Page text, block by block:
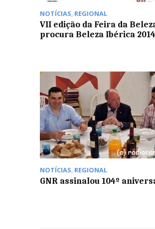
NOTÍCIAS, REGIONAL
VII edição da Feira da
procura Beleza Ibérica 2014
NOTÍCIAS, REGIONAL
GNR assinalou 104º